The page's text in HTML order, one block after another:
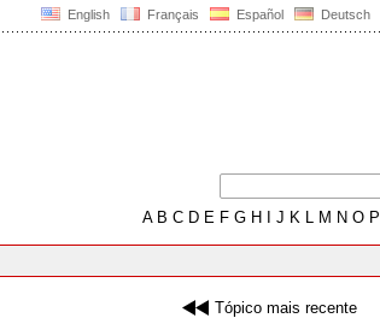
English Français Español Deutsch
AB C D E F G H J K L M N O P
Tópico mais recente